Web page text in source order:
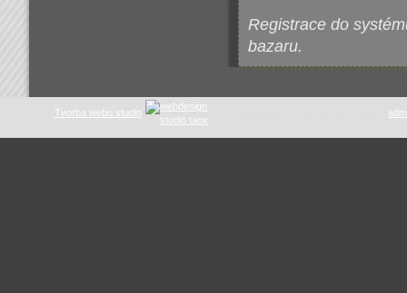
Registrace do
bazaru.
Tvorba webu studio